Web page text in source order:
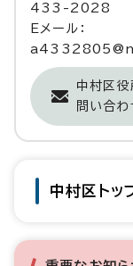
433-2028
Eメール：
中村区
問い合わ
中村区トッ